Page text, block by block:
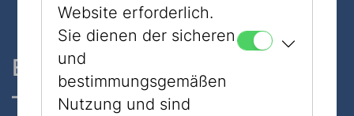
Ein Museum, zwei Standorte
– nur 7 Minuten zu Fuß
Website erforderlich.
Sie dienen der sicheren
und
bestimmungsgemäßen
Nutzung und sind